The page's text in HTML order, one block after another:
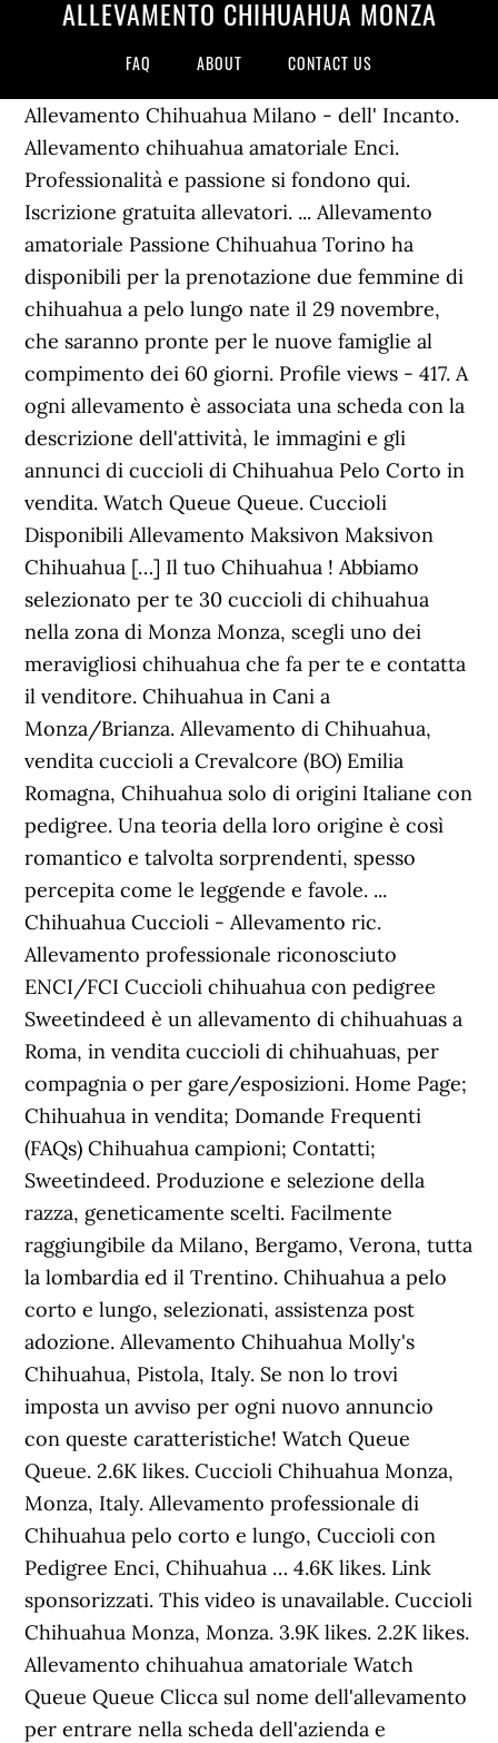
ALLEVAMENTO CHIHUAHUA MONZA
FAQ ABOUT CONTACT US
Allevamento Chihuahua Milano - dell' Incanto.
Allevamento chihuahua amatoriale Enci.
Professionalità e passione si fondono qui.
Iscrizione gratuita allevatori. ... Allevamento
amatoriale Passione Chihuahua Torino ha
disponibili per la prenotazione due femmine di
chihuahua a pelo lungo nate il 29 novembre,
che saranno pronte per le nuove famiglie al
compimento dei 60 giorni. Profile views - 417. A
ogni allevamento è associata una scheda con la
descrizione dell'attività, le immagini e gli
annunci di cuccioli di Chihuahua Pelo Corto in
vendita. Watch Queue Queue. Cuccioli
Disponibili Allevamento Maksivon Maksivon
Chihuahua […] Il tuo Chihuahua ! Abbiamo
selezionato per te 30 cuccioli di chihuahua
nella zona di Monza Monza, scegli uno dei
meravigliosi chihuahua che fa per te e contatta
il venditore. Chihuahua in Cani a
Monza/Brianza. Allevamento di Chihuahua,
vendita cuccioli a Crevalcore (BO) Emilia
Romagna, Chihuahua solo di origini Italiane con
pedigree. Una teoria della loro origine è così
romantico e talvolta sorprendenti, spesso
percepita come le leggende e favole. ...
Chihuahua Cuccioli - Allevamento ric.
Allevamento professionale riconosciuto
ENCI/FCI Cuccioli chihuahua con pedigree
Sweetindeed è un allevamento di chihuahuas a
Roma, in vendita cuccioli di chihuahuas, per
compagnia o per gare/esposizioni. Home Page;
Chihuahua in vendita; Domande Frequenti
(FAQs) Chihuahua campioni; Contatti;
Sweetindeed. Produzione e selezione della
razza, geneticamente scelti. Facilmente
raggiungibile da Milano, Bergamo, Verona, tutta
la lombardia ed il Trentino. Chihuahua a pelo
corto e lungo, selezionati, assistenza post
adozione. Allevamento Chihuahua Molly's
Chihuahua, Pistola, Italy. Se non lo trovi
imposta un avviso per ogni nuovo annuncio
con queste caratteristiche! Watch Queue
Queue. 2.6K likes. Cuccioli Chihuahua Monza,
Monza, Italy. Allevamento professionale di
Chihuahua pelo corto e lungo, Cuccioli con
Pedigree Enci, Chihuahua … 4.6K likes. Link
sponsorizzati. This video is unavailable. Cuccioli
Chihuahua Monza, Monza. 3.9K likes. 2.2K likes.
Allevamento chihuahua amatoriale Watch
Queue Queue Clicca sul nome dell'allevamento
per entrare nella scheda dell'azienda e